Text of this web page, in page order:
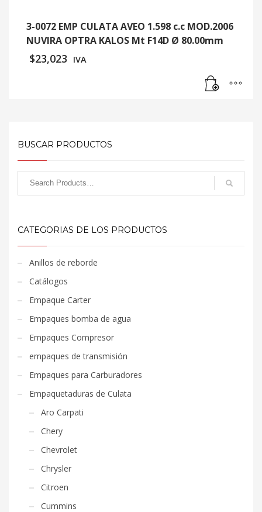
3-0072 EMP CULATA AVEO 1.598 c.c MOD.2006
NUVIRA OPTRA KALOS Mt F14D Ø 80.00mm
$23,023 IVA
BUSCAR PRODUCTOS
CATEGORIAS DE LOS PRODUCTOS
Anillos de reborde
Catálogos
Empaque Carter
Empaques bomba de agua
Empaques Compresor
empaques de transmisión
Empaques para Carburadores
Empaquetaduras de Culata
Aro Carpati
Chery
Chevrolet
Chrysler
Citroen
Cummins